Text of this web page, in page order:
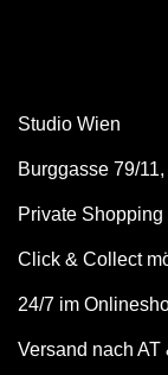
Studio Wien
Burggasse 79/
Private
Click & Collect
24/7 im
Versand nach AT